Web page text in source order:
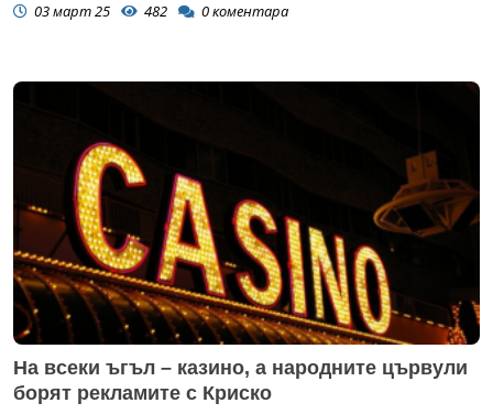
03 март 25 482 0коментара
На всеки ъгъл – казино, а народните цървули
борят рекламите с Криско